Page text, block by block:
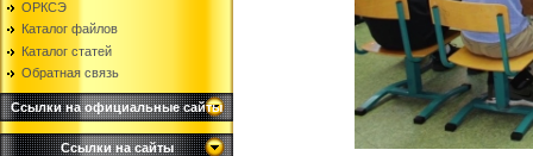
ОРКСЭ
Каталог файлов
Каталог статей
Обратная связь
Ссылки на официальные сайты
Ссылки на сайты